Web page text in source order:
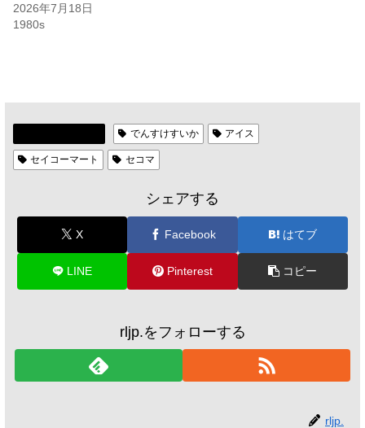
2026年7月18日
1980s
でんすけすいか アイス
セイコーマート セコマ
シェアする
X Facebook はてブ
LINE Pinterest コピー
rljp.をフォローする
rljp.